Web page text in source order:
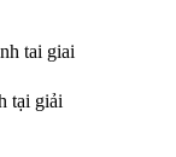
tại giải